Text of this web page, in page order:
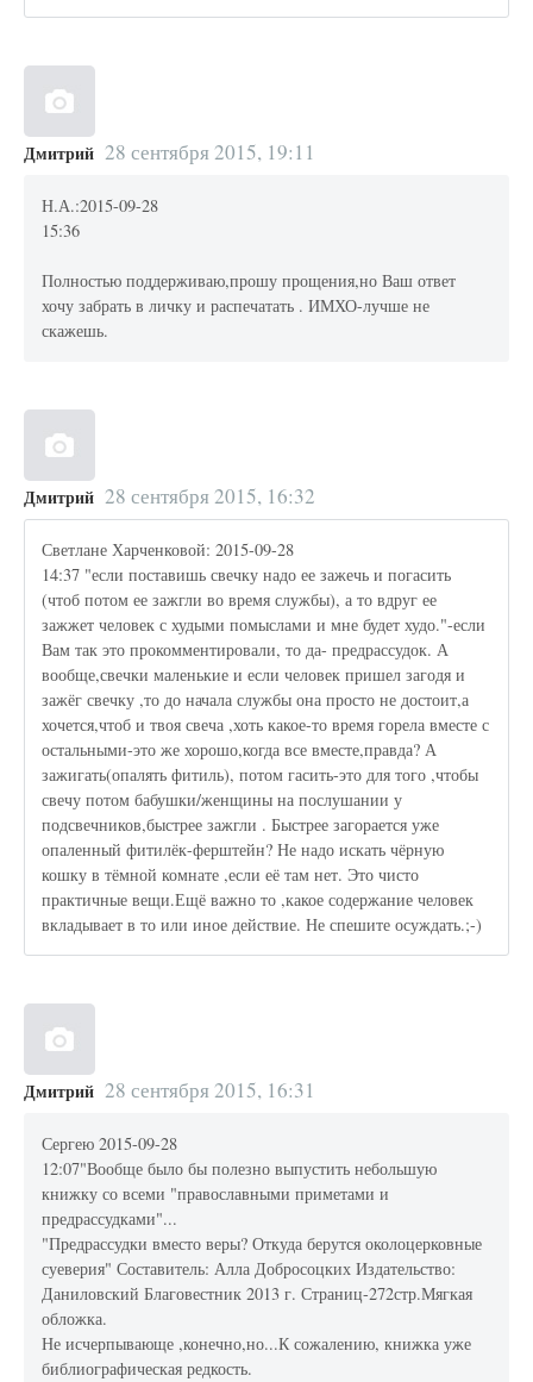
Дмитрий 28 сентября 2015, 19:11
Н.А.:2015-09-28
15:36
Полностью поддерживаю,прошу прощения,но Ваш ответ
хочу забрать в личку и распечатать . ИМХО-лучше не
скажешь.
Дмитрий 28 сентября 2015, 16:32
Светлане Харченковой: 2015-09-28
14:37 "если поставишь свечку надо ее зажечь и погасить
(чтоб потом ее зажгли во время службы), а то вдруг ее
зажжет человек с худыми помыслами и мне будет худо."-если
Вам так это прокомментировали, то да- предрассудок. А
вообще,свечки маленькие и если человек пришел загодя и
зажёг свечку ,то до начала службы она просто не достоит,а
хочется,чтоб и твоя свеча ,хоть какое-то время горела вместе с
остальными-это же хорошо,когда все вместе,правда? А
зажигать(опалять фитиль), потом гасить-это для того ,чтобы
свечу потом бабушки/женщины на послушании у
подсвечников,быстрее зажгли . Быстрее загорается уже
опаленный фитилёк-ферштейн? Не надо искать чёрную
кошку в тёмной комнате ,если её там нет. Это чисто
практичные вещи.Ещё важно то ,какое содержание человек
вкладывает в то или иное действие. Не спешите осуждать.;-)
Дмитрий 28 сентября 2015, 16:31
Сергею 2015-09-28
12:07"Вообще было бы полезно выпустить небольшую
книжку со всеми "православными приметами и
предрассудками"...
"Предрассудки вместо веры? Откуда берутся околоцерковные
суеверия" Составитель: Алла Добросоцких Издательство:
Даниловский Благовестник 2013 г. Страниц-272стр.Мягкая
обложка.
Не исчерпывающе ,конечно,но...К сожалению, книжка уже
библиографическая редкость.